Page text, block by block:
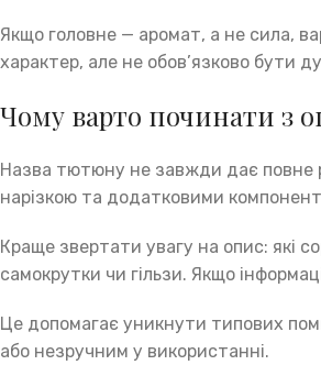
Якщо головне — аромат, а не сила,
характер, але не обов’язково бути
Чому варто починати з
Назва тютюну не завжди дає повне
нарізкою та додатковими
Краще звертати увагу на опис: які
самокрутки чи гільзи. Якщо
Це допомагає уникнути типових
або незручним у використанні.